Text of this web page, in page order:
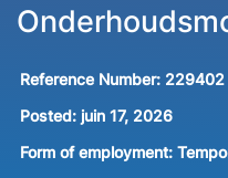
Reference Number: 229402
Posted: juin 17, 2026
Form of employment: